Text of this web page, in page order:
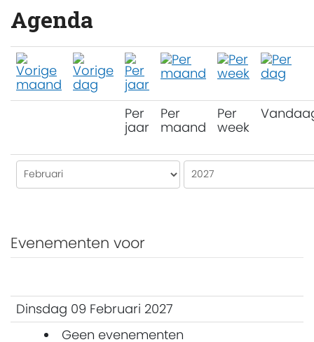
Agenda
Per
jaar
Per
maand
Per
week
Evenementen voor
Dinsdag 09 Februari 2027
Geen evenementen